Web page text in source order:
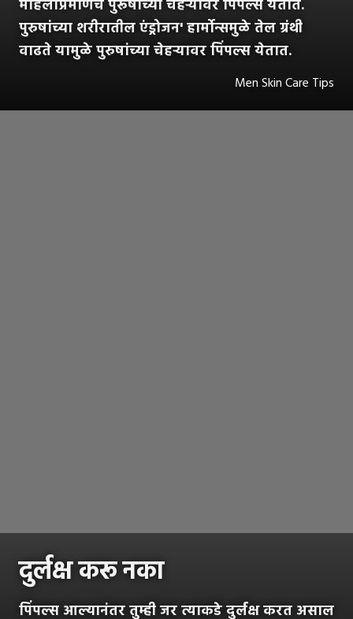
महिलांप्रमाणेच पुरूषांच्या चेहऱ्यावर पिंपल्स येतात.
पुरुषांच्या शरीरातील एंड्रोजन' हार्मोन्समुळे तेल ग्रंथी
वाढते यामुळे पुरुषांच्या चेहऱ्यावर पिंपल्स येतात.
Men Skin Care Tips
दुर्लक्ष करू नका
पिंपल्स आल्यानंतर तुम्ही जर त्याकडे दुर्लक्ष करत असाल